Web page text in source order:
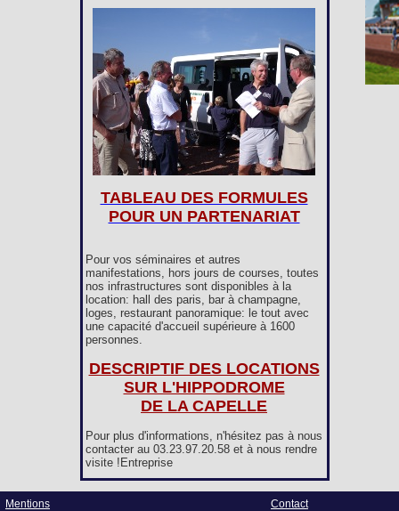
TABLEAU DES FORMULES
POUR UN PARTENARIAT
Pour vos séminaires et autres
manifestations, hors jours de courses, toutes
nos infrastructures sont disponibles à la
location: hall des paris, bar à champagne,
loges, restaurant panoramique: le tout avec
une capacité d'accueil supérieure à 1600
personnes.
DESCRIPTIF DES LOCATIONS
SUR L'HIPPODROME
DE LA CAPELLE
Pour plus d'informations, n'hésitez pas à nous
contacter au 03.23.97.20.58 et à nous rendre
visite !Entreprise
Mentions
Contact